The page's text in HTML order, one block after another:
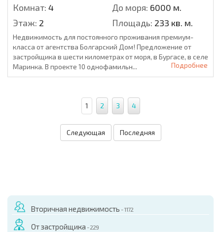
Комнат: 4 До моря: 6000 м.
Этаж: 2 Площадь: 233 кв. м.
Недвижимость для постоянного проживания премиум-
класса от агентства Болгарский Дом! Предложение от
застройщика в шести километрах от моря, в Бургасе, в селе
Маринка. В проекте 10 однофамильн...
Подробнее
1 2 3 4
Следующая Последняя
Вторичная недвижимость - 1172
От застройщика - 229